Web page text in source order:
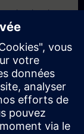
szakemberek,
une